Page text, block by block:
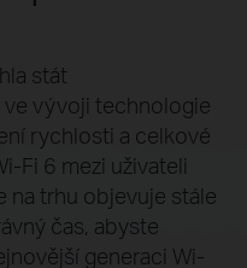
stát
vývoji technologie
rychlosti a celkové
Fi 6 mezi uživateli
na trhu objevuje stále
čas, abyste
generaci Wi-